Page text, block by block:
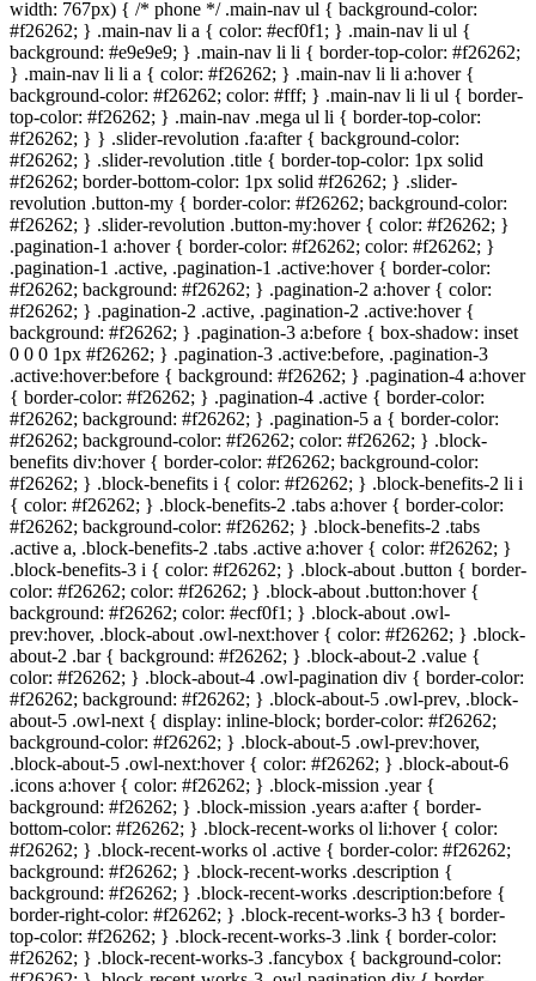
width: 767px) { /* phone */ .main-nav ul { background-color:
#f26262; } .main-nav li a { color: #ecf0f1; } .main-nav li ul {
background: #e9e9e9; } .main-nav li li { border-top-color: #f26262;
} .main-nav li li a { color: #f26262; } .main-nav li li a:hover {
background-color: #f26262; color: #fff; } .main-nav li li ul { border-
top-color: #f26262; } .main-nav .mega ul li { border-top-color:
#f26262; } } .slider-revolution .fa:after { background-color:
#f26262; } .slider-revolution .title { border-top-color: 1px solid
#f26262; border-bottom-color: 1px solid #f26262; } .slider-
revolution .button-my { border-color: #f26262; background-color:
#f26262; } .slider-revolution .button-my:hover { color: #f26262; }
.pagination-1 a:hover { border-color: #f26262; color: #f26262; }
.pagination-1 .active, .pagination-1 .active:hover { border-color:
#f26262; background: #f26262; } .pagination-2 a:hover { color:
#f26262; } .pagination-2 .active, .pagination-2 .active:hover {
background: #f26262; } .pagination-3 a:before { box-shadow: inset
0 0 0 1px #f26262; } .pagination-3 .active:before, .pagination-3
.active:hover:before { background: #f26262; } .pagination-4 a:hover
{ border-color: #f26262; } .pagination-4 .active { border-color:
#f26262; background: #f26262; } .pagination-5 a { border-color:
#f26262; background-color: #f26262; color: #f26262; } .block-
benefits div:hover { border-color: #f26262; background-color:
#f26262; } .block-benefits i { color: #f26262; } .block-benefits-2 li i
{ color: #f26262; } .block-benefits-2 .tabs a:hover { border-color:
#f26262; background-color: #f26262; } .block-benefits-2 .tabs
.active a, .block-benefits-2 .tabs .active a:hover { color: #f26262; }
.block-benefits-3 i { color: #f26262; } .block-about .button { border-
color: #f26262; color: #f26262; } .block-about .button:hover {
background: #f26262; color: #ecf0f1; } .block-about .owl-
prev:hover, .block-about .owl-next:hover { color: #f26262; } .block-
about-2 .bar { background: #f26262; } .block-about-2 .value {
color: #f26262; } .block-about-4 .owl-pagination div { border-color:
#f26262; background: #f26262; } .block-about-5 .owl-prev, .block-
about-5 .owl-next { display: inline-block; border-color: #f26262;
background-color: #f26262; } .block-about-5 .owl-prev:hover,
.block-about-5 .owl-next:hover { color: #f26262; } .block-about-6
.icons a:hover { color: #f26262; } .block-mission .year {
background: #f26262; } .block-mission .years a:after { border-
bottom-color: #f26262; } .block-recent-works ol li:hover { color:
#f26262; } .block-recent-works ol .active { border-color: #f26262;
background: #f26262; } .block-recent-works .description {
background: #f26262; } .block-recent-works .description:before {
border-right-color: #f26262; } .block-recent-works-3 h3 { border-
top-color: #f26262; } .block-recent-works-3 .link { border-color:
#f26262; } .block-recent-works-3 .fancybox { background-color: